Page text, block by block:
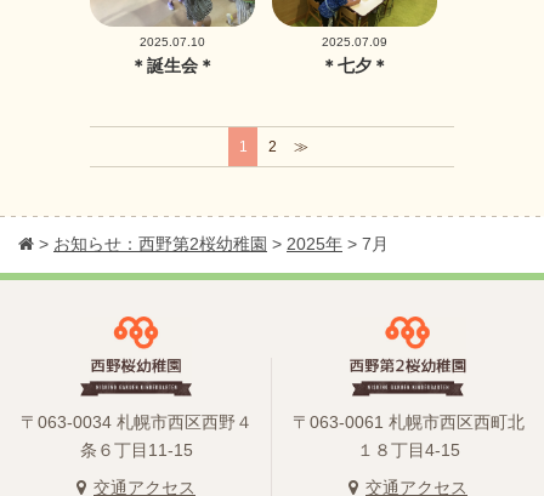
2025.07.10
＊誕生会＊
2025.07.09
＊七夕＊
1 2 ≫
> お知らせ：西野第2桜幼稚園 > 2025年 > 7月
〒063-0034 札幌市西区西野４
条６丁目11-15
交通アクセス
〒063-0061 札幌市西区西町北
１８丁目4-15
交通アクセス